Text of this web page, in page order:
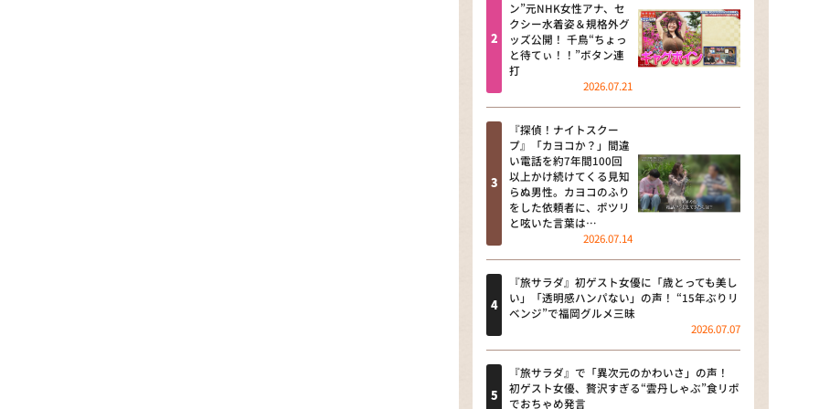
河合＆A.B.C-Z塚田×福井アナ
「なんでやねん！？」（news お
かえり）
DAIGOも台所 ～きょうの献立 何
にする？～
本日はダイアンなり！シーズン２
朝だ！生です旅サラダ
教えて！ニュースライブ 正義の
ミカタ
ＬＩＦＥ～夢のカタチ～
新婚さんいらっしゃい！
ザキ山小屋本館
ン”元NHK女性アナ、セ
クシー水着姿＆規格外グ
ッズ公開！ 千鳥“ちょっ
と待てぃ！！”ボタン連
打
2026.07.21
『探偵！ナイトスクー
プ』「カヨコか？」間違
い電話を約7年間100回
以上かけ続けてくる見知
らぬ男性。カヨコのふり
をした依頼者に、ポツリ
と呟いた言葉は…
2026.07.14
『旅サラダ』初ゲスト女優に「歳とっても美し
い」「透明感ハンパない」の声！ “15年ぶりリ
ベンジ”で福岡グルメ三昧
2026.07.07
『旅サラダ』で「異次元のかわいさ」の声！
初ゲスト女優、贅沢すぎる“雲丹しゃぶ”食リポ
でおちゃめ発言